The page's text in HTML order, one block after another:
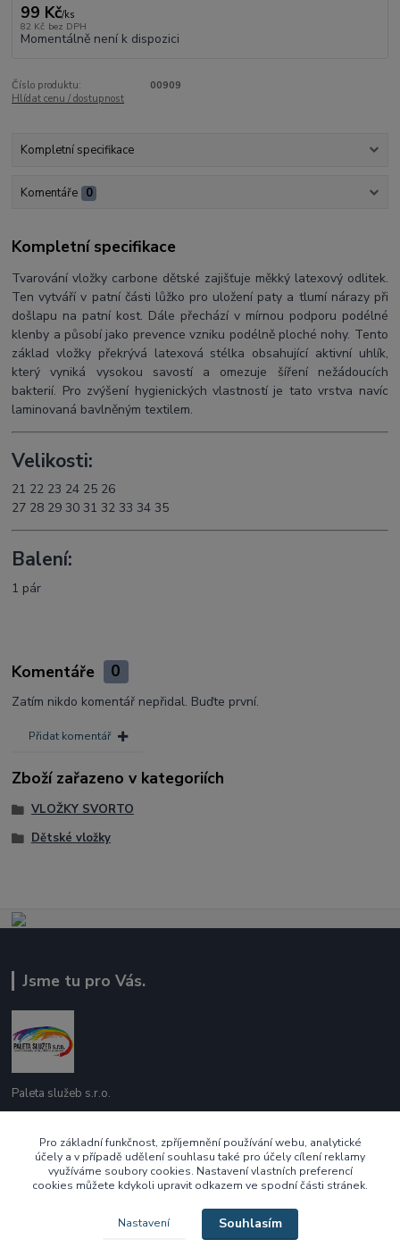
99 Kč/ks
82 Kč bez DPH
Momentálně není k dispozici
Číslo produktu:
00909
Hlídat cenu / dostupnost
Kompletní specifikace
Komentáře 0
Kompletní specifikace
Tvarování vložky carbone dětské zajišťuje měkký latexový odlitek.
Ten vytváří v patní části lůžko pro uložení paty a tlumí nárazy při
došlapu na patní kost. Dále přechází v mírnou podporu podélné
klenby a působí jako prevence vzniku podélně ploché nohy. Tento
základ vložky překrývá latexová stélka obsahující aktivní uhlík,
který vyniká vysokou savostí a omezuje šíření nežádoucích
bakterií. Pro zvýšení hygienických vlastností je tato vrstva navíc
laminovaná bavlněným textilem.
Velikosti:
21 22 23 24 25 26
27 28 29 30 31 32 33 34 35
Balení:
1 pár
Komentáře 0
Zatím nikdo komentář nepřidal. Buďte první.
Přidat komentář
Zboží zařazeno v kategoriích
VLOŽKY SVORTO
Dětské vložky
Jsme tu pro Vás.
Paleta služeb s.r.o.
737 209 718
Po - Pá 10:00 - 16:00
ecek@paletasluzeb.cz
Pro základní funkčnost, zpříjemnění používání webu, analytické
účely a v případě udělení souhlasu také pro účely cílení reklamy
využíváme soubory cookies. Nastavení vlastních preferencí
cookies můžete kdykoli upravit odkazem ve spodní části stránek.
Nastavení Souhlasím